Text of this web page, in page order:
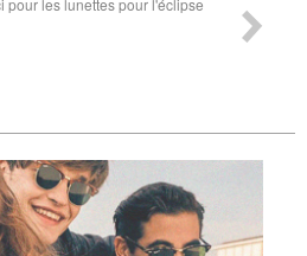
pour les lunettes pour l'éclipse